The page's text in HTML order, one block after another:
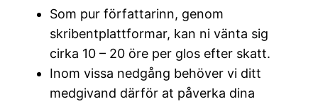
Som pur författarinn, genom
skribentplattformar, kan ni vänta sig
cirka 10 – 20 öre per glos efter skatt.
Inom vissa nedgång behöver vi ditt
medgivand därför at påverka dina